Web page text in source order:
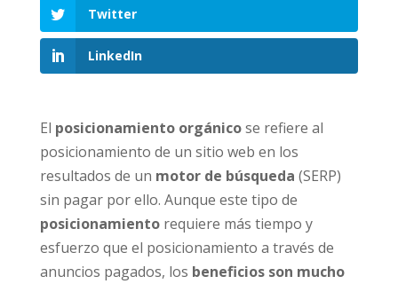
Twitter
LinkedIn
El posicionamiento orgánicose refiere al
posicionamiento de un sitio web en los
resultados de un motor de búsqueda (SERP)
sin pagar por ello. Aunque este tipo de
posicionamiento requiere más tiempo y
esfuerzo que el posicionamiento a través de
anuncios pagados, los beneficios son mucho